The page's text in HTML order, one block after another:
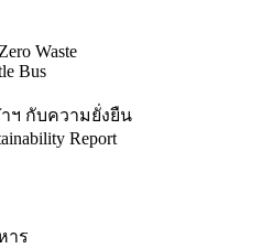
Waste
Bus
ฯ กับความยั่งยืน
Report
าร